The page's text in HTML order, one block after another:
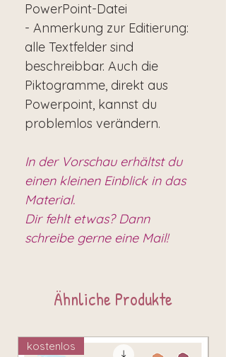
PowerPoint-Datei
- Anmerkung zur Editierung:
alle Textfelder sind
beschreibbar. Auch die
Piktogramme, direkt aus
Powerpoint, kannst du
problemlos verändern.
In der Vorschau erhältst du
einen kleinen Einblick in das
Material.
Dir fehlt etwas? Dann
schreibe gerne eine Mail!
Ähnliche Produkte
kostenlos